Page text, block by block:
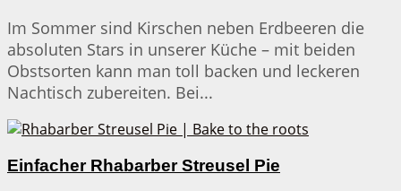
Im Sommer sind Kirschen neben Erdbeeren die
absoluten Stars in unserer Küche – mit beiden
Obstsorten kann man toll backen und leckeren
Nachtisch zubereiten. Bei...
Einfacher Rhabarber Streusel Pie